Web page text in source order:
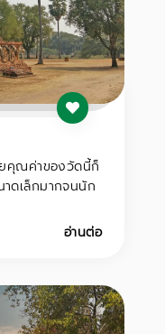
ยคุณค่าของวัดนี้ก็
ดเล็กมากจนนัก
อ่านต่อ